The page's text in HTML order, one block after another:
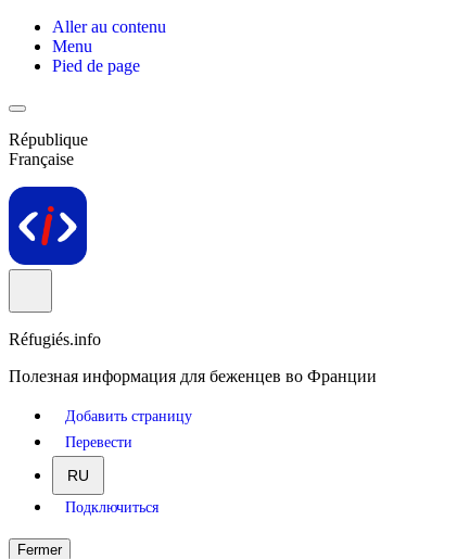
Aller au contenu
Menu
Pied de page
République
Française
Réfugiés.info
Полезная информация для беженцев во Франции
Добавить страницу
Перевести
RU
Подключиться
Fermer